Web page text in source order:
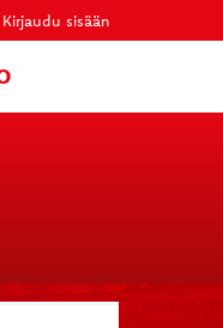
Kirjaudu sisään